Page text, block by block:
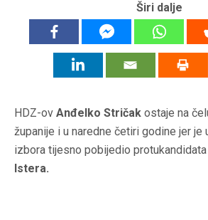
Širi dalje
HDZ-ov Anđelko Stričak ostaje na
županije i u naredne četiri godine jer je
izbora tijesno pobijedio
Istera.